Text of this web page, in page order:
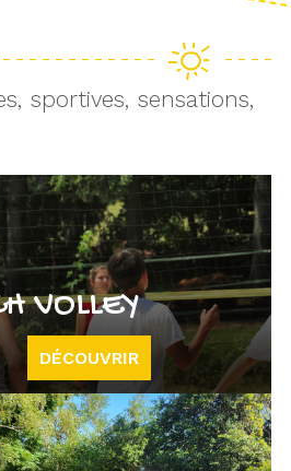
sportives, sensations,
VOLLEY
DÉCOUVRIR